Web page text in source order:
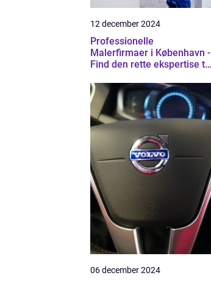
12 december 2024
Professionelle
Malerfirmaer i København -
Find den rette ekspertise til
06 december 2024